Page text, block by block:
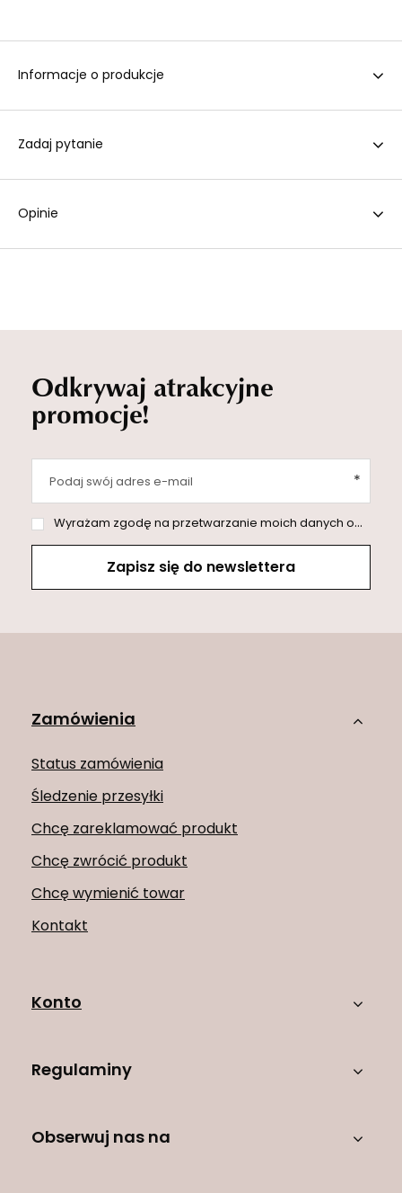
Informacje o produkcje
Zadaj pytanie
Opinie
Odkrywaj atrakcyjne
promocje!
Podaj swój adres e-mail
Wyrażam zgodę na przetwarzanie moich danych osobowych (adres e-mail) na potrzeby wysyłki newslettera z informacją handlową (marketing). Więcej w
Zapisz się do newslettera
Zamówienia
Status zamówienia
Śledzenie przesyłki
Chcę zareklamować produkt
Chcę zwrócić produkt
Chcę wymienić towar
Kontakt
Konto
Regulaminy
Obserwuj nas na